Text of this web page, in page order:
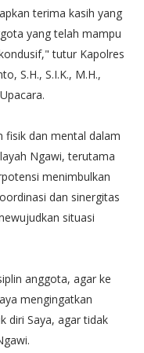
terima kasih yang
yang telah mampu
tutur Kapolres
S.H., S.I.K., M.H.,
fisik dan mental dalam
Ngawi, terutama
menimbulkan
dan sinergitas
situasi
anggota, agar ke
mengingatkan
diri Saya, agar tidak